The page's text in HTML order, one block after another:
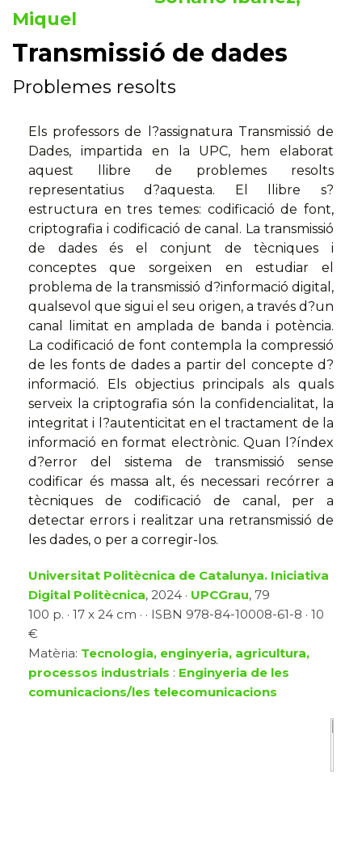
Miquel
Transmissió de dades
Problemes resolts
Els professors de l?assignatura Transmissió de
Dades, impartida en la UPC, hem elaborat
aquest llibre de problemes resolts
representatius d?aquesta. El llibre s?
estructura en tres temes: codificació de font,
criptografia i codificació de canal. La transmissió
de dades és el conjunt de tècniques i
conceptes que sorgeixen en estudiar el
problema de la transmissió d?informació digital,
qualsevol que sigui el seu origen, a través d?un
canal limitat en amplada de banda i potència.
La codificació de font contempla la compressió
de les fonts de dades a partir del concepte d?
informació. Els objectius principals als quals
serveix la criptografia són la confidencialitat, la
integritat i l?autenticitat en el tractament de la
informació en format electrònic. Quan l?índex
d?error del sistema de transmissió sense
codificar és massa alt, és necessari recórrer a
tècniques de codificació de canal, per a
detectar errors i realitzar una retransmissió de
les dades, o per a corregir-los.
Universitat Politècnica de Catalunya. Iniciativa
Digital Politècnica, 2024 · UPCGrau, 79
100 p. · 17 x 24 cm · · ISBN 978-84-10008-61-8 · 10
€
Matèria: Tecnologia, enginyeria, agricultura,
processos industrials : Enginyeria de les
comunicacions/les telecomunicacions